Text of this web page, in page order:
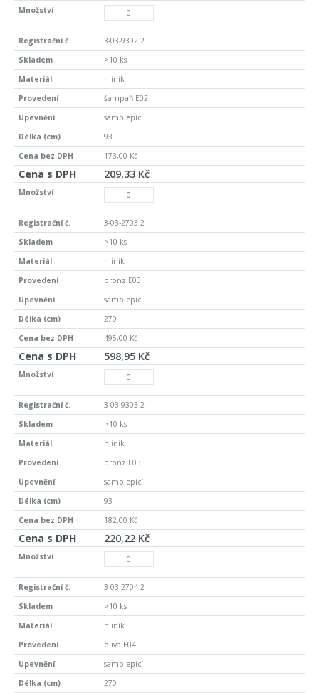
3-03-9302 2
>10 ks
hliník
šampaň E02
samolepící
93
173,00 Kč
209,33 Kč
3-03-2703 2
>10 ks
hliník
bronz E03
samolepící
270
495,00 Kč
598,95 Kč
3-03-9303 2
>10 ks
hliník
bronz E03
samolepící
93
182,00 Kč
220,22 Kč
3-03-2704 2
>10 ks
hliník
oliva E04
samolepící
270